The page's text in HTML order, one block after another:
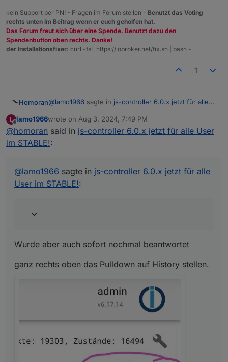
kein Support per PN! - Fragen im Forum stellen - Benutzt das Voting
rechts unten im Beitrag wenn er euch geholfen hat.
Das Forum freut sich über eine Spende. Benutzt dazu den
Spendenbutton oben rechts. Danke!
der Installationsfixer: curl -fsL https://iobroker.net/fix.sh | bash -
1
Homoran@lamo1966 sagte in js-controller 6.0.x jetzt für alle
dass ich nicht weiss, wo ich nachsehen soll?
ganz rechts oben das Pulldown auf History stellen.
L
Offline
lamo1966wrote on Aug 3, 2024, 7:49 PM
last edited by
@homoran said in js-controller 6.0.x jetzt für alle User
im STABLE!:
@lamo1966 sagte in js-controller 6.0.x jetzt für alle
User im STABLE!:
Wurde aber auch sofort nochmal beantwortet
ganz rechts oben das Pulldown auf History stellen.